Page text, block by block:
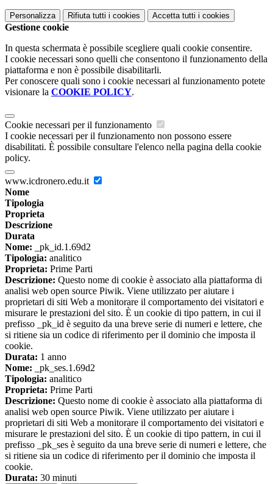
Personalizza Rifiuta tutti i cookies Accetta tutti i cookies
Gestione cookie
In questa schermata è possibile scegliere quali cookie consentire.
I cookie necessari sono quelli che consentono il funzionamento della
piattaforma e non è possibile disabilitarli.
Per conoscere quali sono i cookie necessari al funzionamento potete
visionare la COOKIE POLICY.
Cookie necessari per il funzionamento
I cookie necessari per il funzionamento non possono essere
disabilitati. È possibile consultare l'elenco nella pagina della cookie
policy.
www.icdronero.edu.it
Nome
Tipologia
Proprieta
Descrizione
Durata
Nome: _pk_id.1.69d2
Tipologia: analitico
Proprieta: Prime Parti
Descrizione: Questo nome di cookie è associato alla piattaforma di
analisi web open source Piwik. Viene utilizzato per aiutare i
proprietari di siti Web a monitorare il comportamento dei visitatori e
misurare le prestazioni del sito. È un cookie di tipo pattern, in cui il
prefisso _pk_id è seguito da una breve serie di numeri e lettere, che
si ritiene sia un codice di riferimento per il dominio che imposta il
cookie.
Durata: 1 anno
Nome: _pk_ses.1.69d2
Tipologia: analitico
Proprieta: Prime Parti
Descrizione: Questo nome di cookie è associato alla piattaforma di
analisi web open source Piwik. Viene utilizzato per aiutare i
proprietari di siti Web a monitorare il comportamento dei visitatori e
misurare le prestazioni del sito. È un cookie di tipo pattern, in cui il
prefisso _pk_ses è seguito da una breve serie di numeri e lettere, che
si ritiene sia un codice di riferimento per il dominio che imposta il
cookie.
Durata: 30 minuti